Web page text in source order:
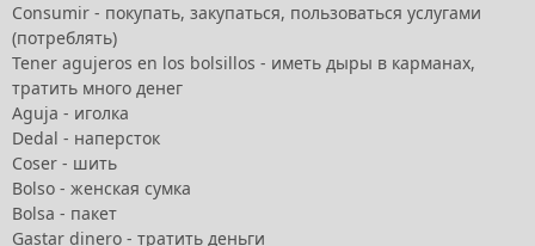
Consumir - покупать, закупаться, пользоваться услугами
(потреблять)
Tener agujeros en los bolsillos - иметь дыры в карманах,
тратить много денег
Aguja - иголка
Dedal - наперсток
Coser - шить
Bolso - женская сумка
Bolsa - пакет
Gastar dinero - тратить деньги